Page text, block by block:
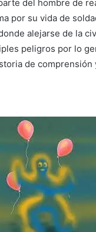
del hombre de
por su vida de
alejarse de la
peligros por lo
de comprensión